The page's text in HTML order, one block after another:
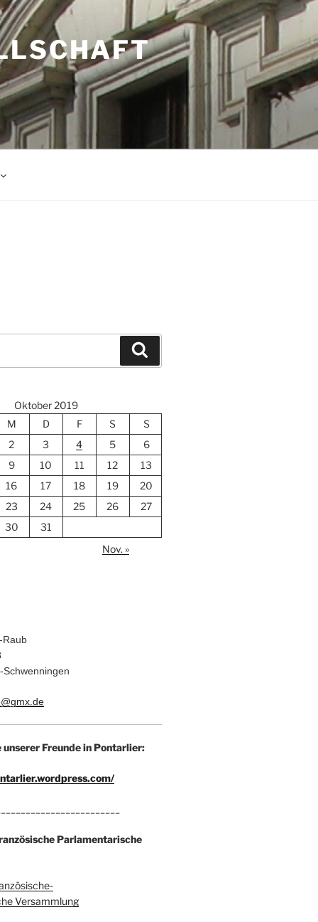
Oktober 2019
M D F S
S
2 3 4 5
6
9 10 11 12
13
16 17 18 19
20
23 24 25 26
27
30
31
Nov. »
Raub
unserer Freunde in Pontarlier:
Parlamentarische
Versammlung